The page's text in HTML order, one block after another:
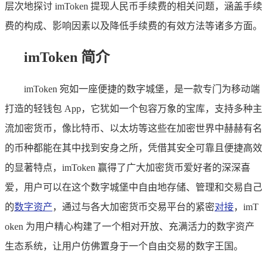
层次地探讨 imToken 提现人民币手续费的相关问题，涵盖手续
费的构成、影响因素以及降低手续费的有效方法等诸多方面。
imToken 简介
imToken 宛如一座便捷的数字城堡，是一款专门为移动端
打造的轻钱包 App，它犹如一个包容万象的宝库，支持多种主
流加密货币，像比特币、以太坊等这些在加密世界中赫赫有名
的币种都能在其中找到安身之所，凭借其安全可靠且便捷高效
的显著特点，imToken 赢得了广大加密货币爱好者的深深喜
爱，用户可以在这个数字城堡中自由地存储、管理和交易自己
的数字资产，通过与各大加密货币交易平台的紧密对接，imT
oken 为用户精心构建了一个相对开放、充满活力的数字资产
生态系统，让用户仿佛置身于一个自由交易的数字王国。